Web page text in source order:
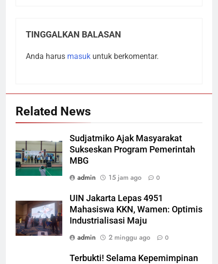
TINGGALKAN BALASAN
Anda harus masuk untuk berkomentar.
Related News
Sudjatmiko Ajak Masyarakat
Sukseskan Program Pemerintah
MBG
admin
15 jam ago 0
UIN Jakarta Lepas 4951
Mahasiswa KKN, Wamen: Optimis
Industrialisasi Maju
admin
2 minggu ago 0
Terbukti! Selama Kepemimpinan